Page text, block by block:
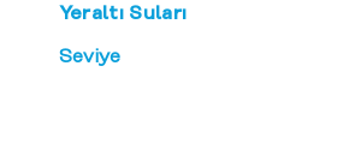
Yeraltı Suları
Seviye